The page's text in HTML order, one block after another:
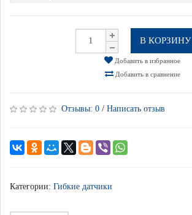
В КОРЗИНУ
Добавить в избранное
Добавить в сравнение
Отзывы: 0 / Написать отзыв
Категории: Гибкие датчики